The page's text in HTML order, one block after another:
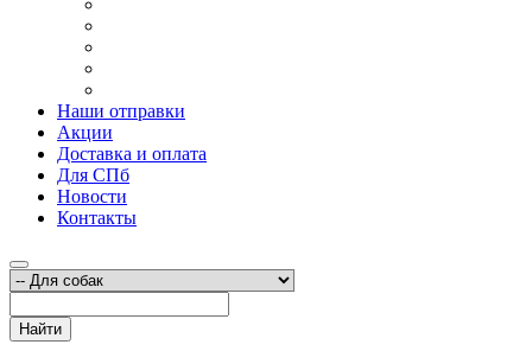
Наши отправки
Акции
Доставка и оплата
Для СПб
Новости
Контакты
Найти